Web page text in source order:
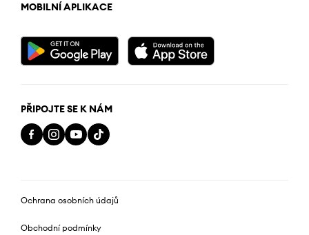
MOBILNÍ APLIKACE
PŘIPOJTE SE K NÁM
Ochrana osobních údajů
Obchodní podmínky